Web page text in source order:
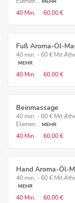
40 Min. 60,00 €
Fuß Aroma-Öl-
40 min. - 60 € Mit
MEHR
40 Min. 60,00 €
Beinmassage
40 min. - 60 € Mit
Elemen... MEHR
40 Min. 60,00 €
Hand Aroma-Öl-
40 min. - 60 € Mit
MEHR
40 Min. 60,00 €